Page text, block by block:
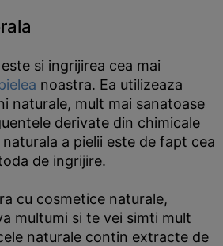
si ingrijirea cea mai
noastra. Ea utilizeaza
naturale, mult mai sanatoase
derivate din chimicale
a pielii este de fapt cea
de ingrijire.
cu cosmetice naturale,
multumi si te vei simti mult
naturale contin extracte de